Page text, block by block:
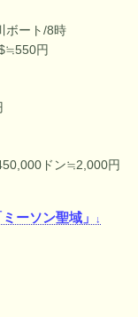
ボート/8時
円
ドン≒2,000円
ーソン聖域」